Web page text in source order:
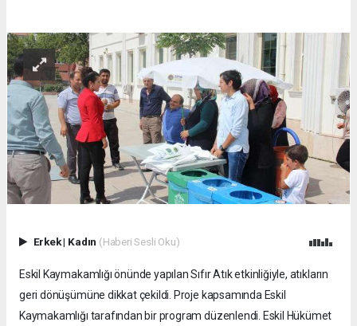
Erkek| Kadın (Haberi Sesli Oku)
Eskil Kaymakamlığı önünde yapılan Sıfır Atık etkinliğiyle, atıkların
geri dönüşümüne dikkat çekildi. Proje kapsamında Eskil
Kaymakamlığı tarafından bir program düzenlendi. Eskil Hükümet